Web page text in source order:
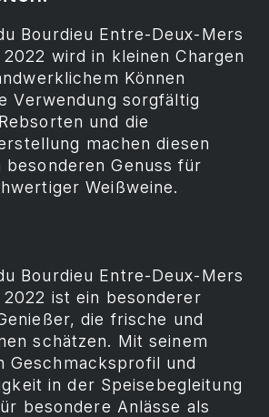
Bourdieu Entre-Deux-Mers
wird in kleinen Chargen
Können
Verwendung sorgfältig
und die
machen diesen
besonderen Genuss für
Weißweine.
Bourdieu Entre-Deux-Mers
2022 ist ein besonderer
die frische und
schätzen. Mit seinem
Geschmacksprofil und
in der Speisebegleitung
besondere Anlässe als